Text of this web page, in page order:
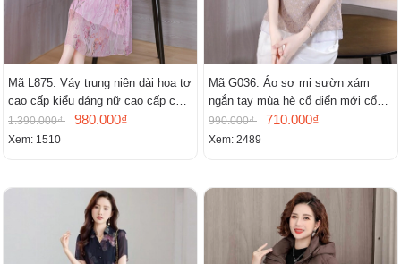
Mã L875: Váy trung niên dài hoa tơ
cao cấp kiểu dáng nữ cao cấp cao
cấp thần
1.390.000₫ 980.000₫
Xem: 1510
Mã G036: Áo sơ mi sườn xám
ngắn tay mùa hè cổ điển mới cổ
đứng
990.000₫ 710.000₫
Xem: 2489